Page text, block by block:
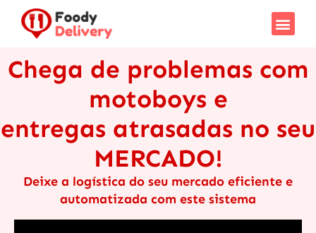
Chega de problemas com
motoboys e
entregas atrasadas no seu
MERCADO!
Deixe a logística do seu mercado eficiente e
automatizada com este sistema